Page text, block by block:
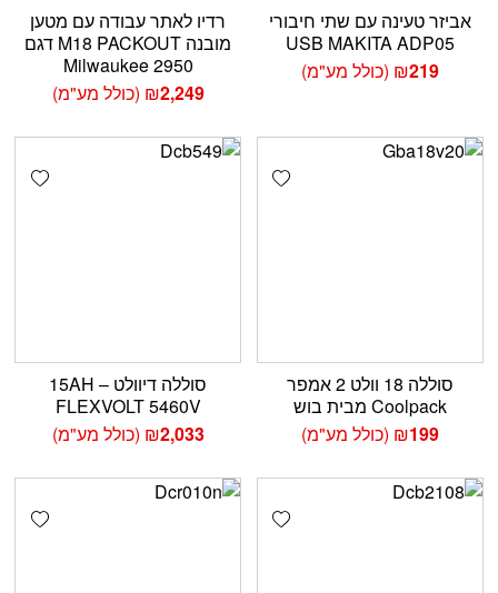
אביזר טעינה עם שתי חיבורי
USB MAKITA ADP05
₪219 (כולל מע"מ)
רדיו לאתר עבודה עם מטען
מובנה M18 PACKOUT דגם
2950 Milwaukee
₪2,249 (כולל מע"מ)
Add wishlist
סוללה 18 וולט 2 אמפר
Coolpack מבית בוש
₪199 (כולל מע"מ)
סוללה דיוולט 15AH –
FLEXVOLT 5460V
₪2,033 (כולל מע"מ)
Add wishlist